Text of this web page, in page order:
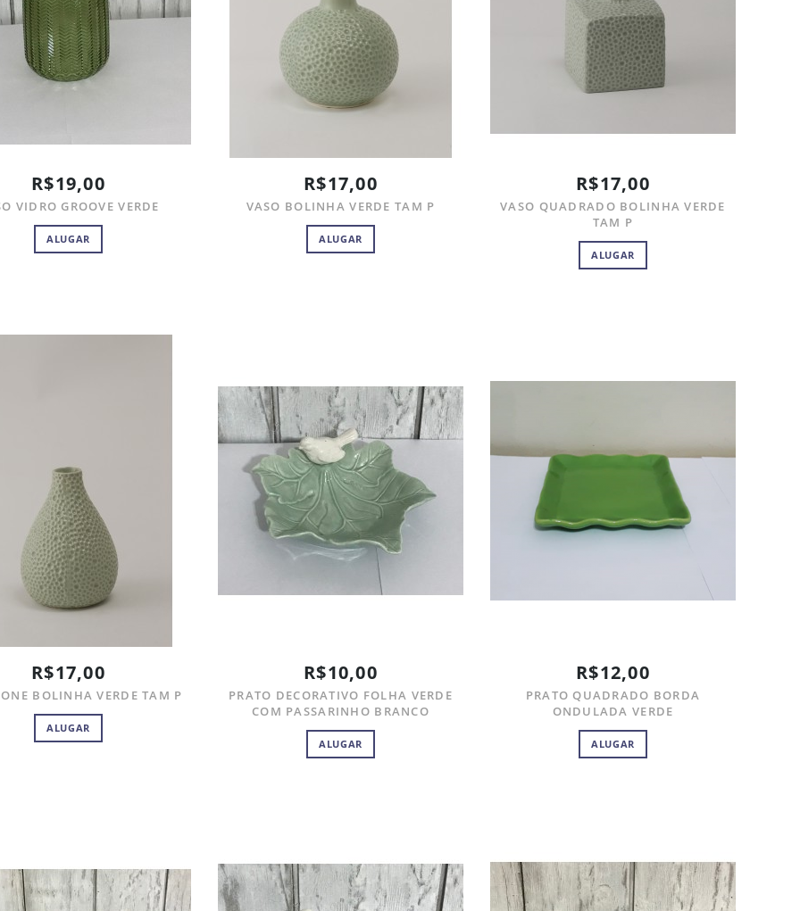
R$19,00
VIDRO GROOVE VERDE
ALUGAR
R$17,00
VASO BOLINHA VERDE TAM P
ALUGAR
R$17,00
VASO QUADRADO BOLINHA VERDE
TAM P
ALUGAR
R$17,00
BOLINHA VERDE TAM P
ALUGAR
R$10,00
PRATO DECORATIVO FOLHA VERDE
COM PASSARINHO BRANCO
ALUGAR
R$12,00
PRATO QUADRADO BORDA
ONDULADA VERDE
ALUGAR